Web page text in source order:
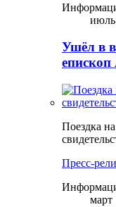
июль
Ушёл в
Поездка
Пресс-
март